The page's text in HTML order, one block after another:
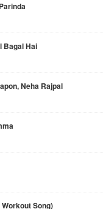
Bagal Hai
Neha Rajpal
Workout Song)